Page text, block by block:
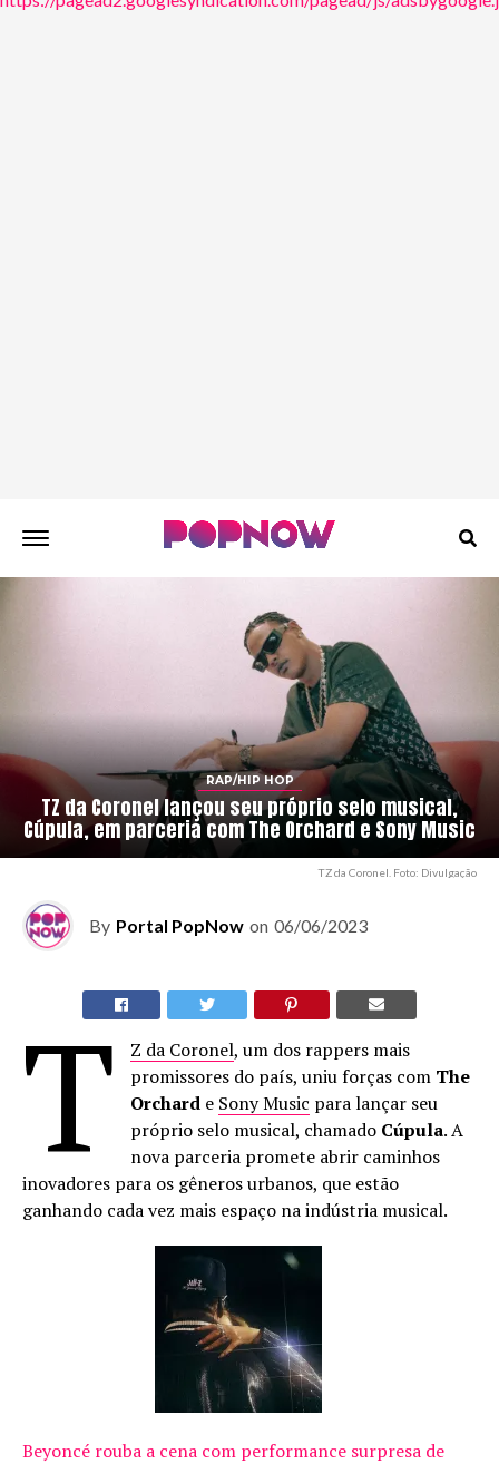
RAP/HIP HOP
TZ da Coronel lançou seu próprio selo musical,
Cúpula, em parceria com The Orchard e Sony Music
TZ da Coronel. Foto: Divulgação
By Portal PopNow on 06/06/2023
T Z da Coronel, um dos rappers mais
promissores do país, uniu forças com The
Orchard e Sony Music para lançar seu
próprio selo musical, chamado Cúpula. A
nova parceria promete abrir caminhos
inovadores para os gêneros urbanos, que estão
ganhando cada vez mais espaço na indústria musical.
Beyoncé rouba a cena com performance surpresa de